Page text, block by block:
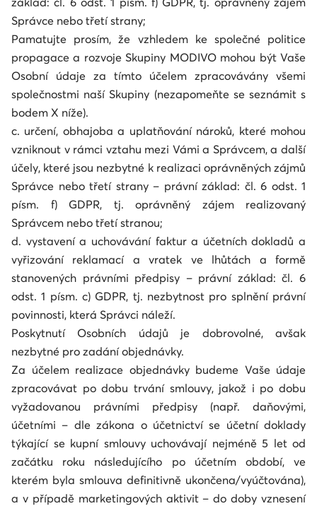
Správce nebo třetí strany;
Pamatujte prosím, že vzhledem ke společné politice
propagace a rozvoje Skupiny MODIVO mohou být Vaše
Osobní údaje za tímto účelem zpracovávány všemi
společnostmi naší Skupiny (nezapomeňte se seznámit s
bodem X níže).
c. určení, obhajoba a uplatňování nároků, které mohou
vzniknout v rámci vztahu mezi Vámi a Správcem, a další
účely, které jsou nezbytné k realizaci oprávněných zájmů
Správce nebo třetí strany – právní základ: čl. 6 odst. 1
písm. f) GDPR, tj. oprávněný zájem realizovaný
Správcem nebo třetí stranou;
d. vystavení a uchovávání faktur a účetních dokladů a
vyřizování reklamací a vratek ve lhůtách a formě
stanovených právními předpisy – právní základ: čl. 6
odst. 1 písm. c) GDPR, tj. nezbytnost pro splnění právní
povinnosti, která Správci náleží.
Poskytnutí Osobních údajů je dobrovolné, avšak
nezbytné pro zadání objednávky.
Za účelem realizace objednávky budeme Vaše údaje
zpracovávat po dobu trvání smlouvy, jakož i po dobu
vyžadovanou právními předpisy (např. daňovými,
účetními – dle zákona o účetnictví se účetní doklady
týkající se kupní smlouvy uchovávají nejméně 5 let od
začátku roku následujícího po účetním období, ve
kterém byla smlouva definitivně ukončena/vyúčtována),
a v případě marketingových aktivit – do doby vznesení